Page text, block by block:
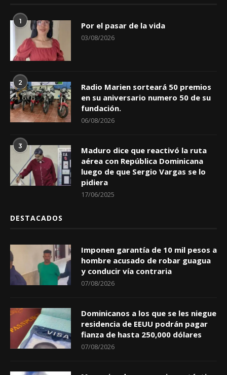
1 Por el pasar de la vida
03/08/2026
2
Radio Marien sorteará 50 premios
en su aniversario numero 50 de su
fundación.
06/08/2026
3
Maduro dice que reactivó la ruta
aérea con República Dominicana
luego de que Sergio Vargas se lo
pidiera
17/06/2025
DESTACADOS
Imponen garantía de 10 mil pesos a
hombre acusado de robar guagua
y conducir vía contraria
07/08/2026
Dominicanos a los que se les niegue
residencia de EEUU podrán pagar
fianza de hasta 250,000 dólares
07/08/2026